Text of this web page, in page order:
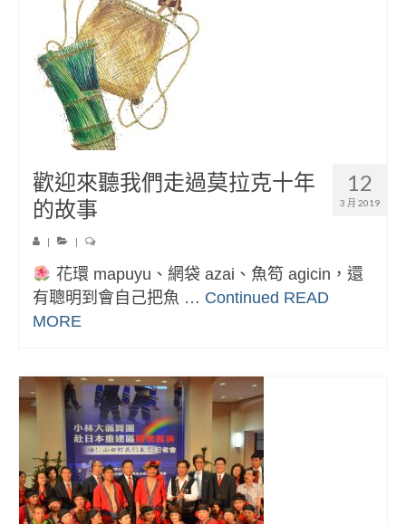
12
3 月 2019
歡迎來聽我們走過莫拉克十年
的故事
| |
花環 mapuyu、網袋 azai、魚笱 agicin，還
有聰明到會自己把魚 … Continued READ
MORE